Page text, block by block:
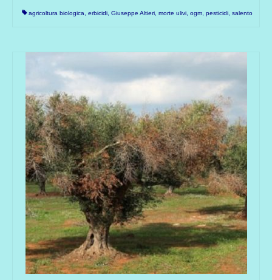
agricoltura biologica erbicidi Giuseppe Altieri morte ulivi ogm pesticidi salento